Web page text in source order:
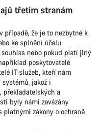
třetím stranám
případě, že je to nezbytné k
ke splnění účelu
nebo pokud platí jiný
poskytovatelé
IT služeb, kteří nám
jakož i
překladatelských a
byly námi zavázány
zákony o ochraně